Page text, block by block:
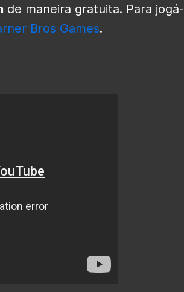
de maneira gratuita. Para jogá-
Bros Games.